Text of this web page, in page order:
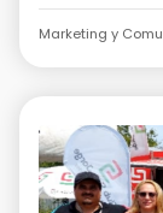
Marketing y